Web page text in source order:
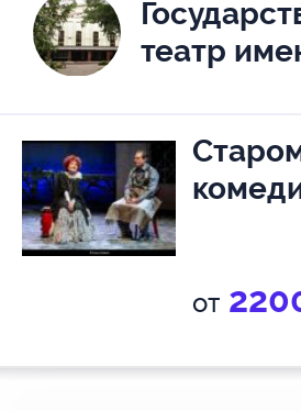
театр
от